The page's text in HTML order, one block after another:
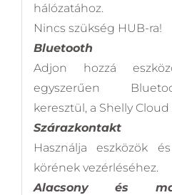
hálózatához.
Nincs szükség HUB-ra!
Bluetooth
Adjon hozzá
egyszerűen
keresztül, a Shelly
Szárazkontakt
Használja eszközök
körének vezérléséhez.
Alacsony és